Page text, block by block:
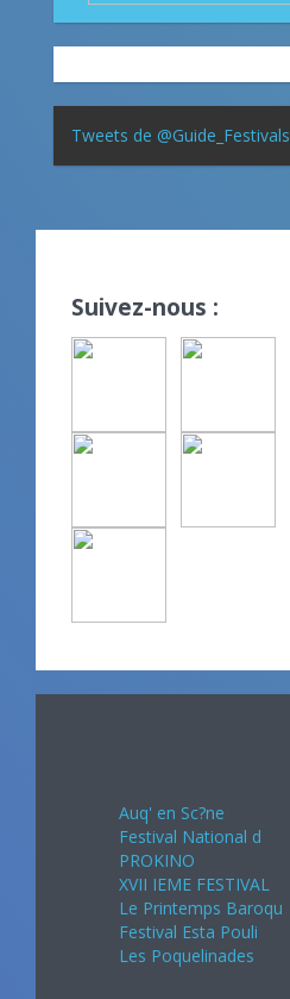
Tweets de @Guide_Festivals
Suivez-nous :
Auq' en Sc?ne
Festival National d
PROKINO
XVII IEME FESTIVAL
Le Printemps Baroqu
Festival Esta Pouli
Les Poquelinades